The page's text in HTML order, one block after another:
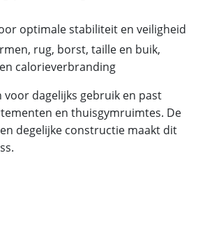
optimale stabiliteit en veiligheid
rug, borst, taille en buik,
calorieverbranding
dagelijks gebruik en past
en thuisgymruimtes. De
degelijke constructie maakt dit